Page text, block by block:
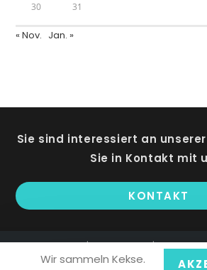
30 31
« Nov. Jan. »
Sie sind interessiert an
Sie in Kontakt mit
KONTAKT
AGB Datenschutz
Wir sammeln Kekse.